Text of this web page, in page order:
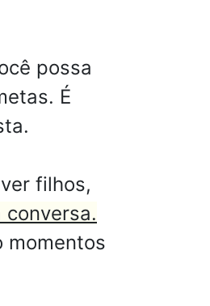
possa
É
filhos,
momentos